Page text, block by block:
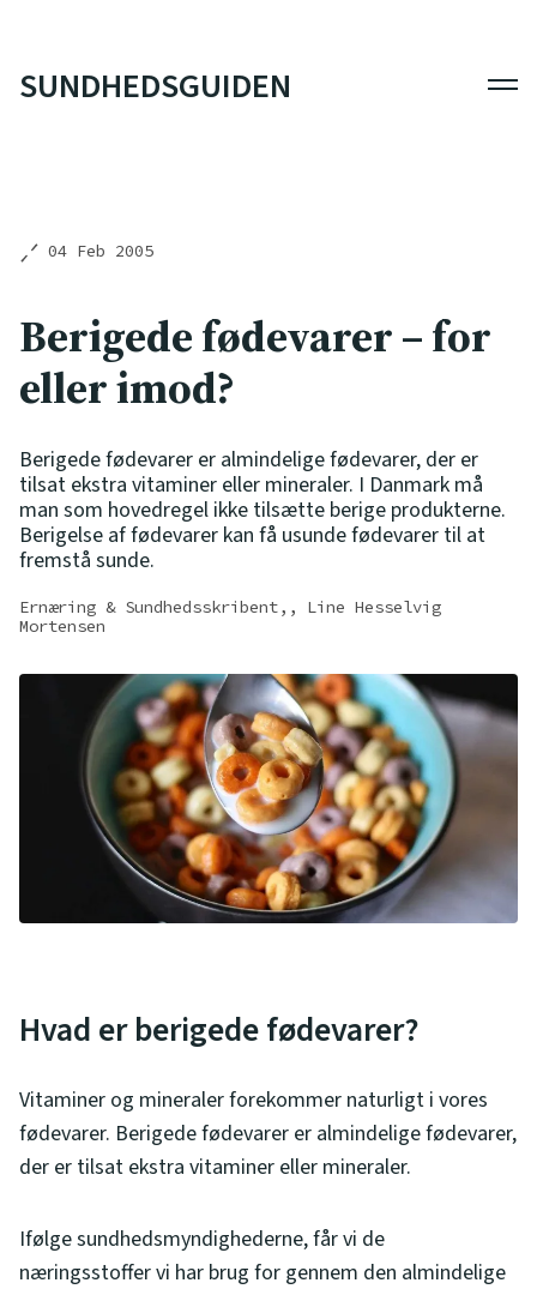
SUNDHEDSGUIDEN
04 Feb 2005
Berigede fødevarer – for
eller imod?
Berigede fødevarer er almindelige fødevarer, der er
tilsat ekstra vitaminer eller mineraler. I Danmark må
man som hovedregel ikke tilsætte berige produkterne.
Berigelse af fødevarer kan få usunde fødevarer til at
fremstå sunde.
Ernæring & Sundhedsskribent,, Line Hesselvig
Mortensen
Hvad er berigede fødevarer?
Vitaminer og mineraler forekommer naturligt i vores
fødevarer. Berigede fødevarer er almindelige fødevarer,
der er tilsat ekstra vitaminer eller mineraler.
Ifølge sundhedsmyndighederne, får vi de
næringsstoffer vi har brug for gennem den almindelige